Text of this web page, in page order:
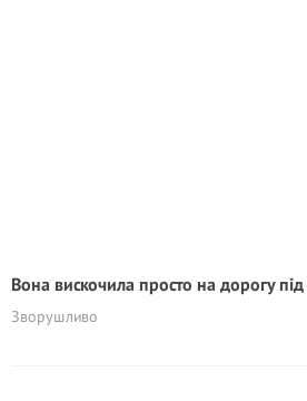
Вона вискочила просто на дорогу
Зворушливо